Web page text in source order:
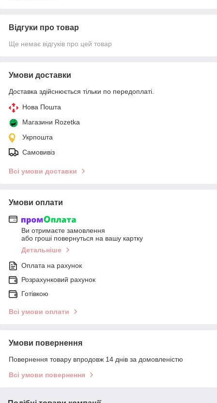
Відгуки про товар
Ще немає відгуків про цей товар
Умови доставки
Доставка здійснюється тільки по передоплаті.
Нова Пошта
Магазини Rozetka
Укрпошта
Самовивіз
Всі умови доставки
Умови оплати
Ви отримаєте замовлення
або гроші повернуться на вашу картку
Детальніше
Оплата на рахунок
Розрахунковий рахунок
Готівкою
Всі умови оплати
Умови повернення
Повернення товару впродовж 14 днів за домовленістю
Всі умови повернення